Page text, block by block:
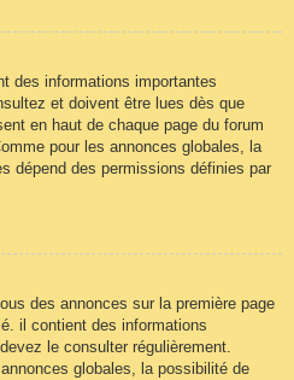
des informations importantes
et doivent être lues dès que
en haut de chaque page du forum
pour les annonces globales, la
dépend des permissions définies par
des annonces sur la première page
il contient des informations
le consulter régulièrement.
globales, la possibilité de